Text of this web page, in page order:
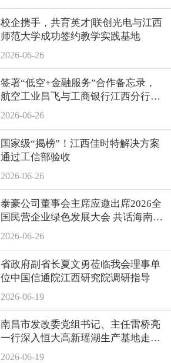
校企携手，共育英才|联创光电与江西
师范大学成功签约教学实践基地
2026-06-26
签署“低空+金融服务”合作备忘录，
航空工业昌飞与工商银行江西分行达
成战略合作
2026-06-26
国家级“揭榜”！江西佳时特解决方案
通过工信部验收
2026-06-26
泰豪公司董事会主席应邀出席2026全
国民营企业绿色发展大会 共话海南自
贸港绿色新机遇
2026-06-26
省政府副省长夏文勇莅临我会理事单
位中国信通院江西研究院调研指导
2026-06-19
南昌市发改委党组书记、主任雷桥亮
一行深入恒大高新瑶湖生产基地走访
调研
2026-06-19